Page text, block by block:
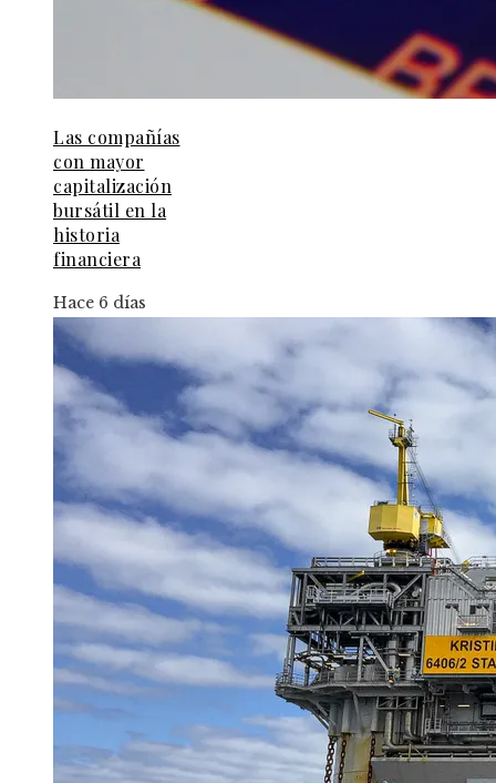
Las compañías
con mayor
capitalización
bursátil en la
historia
financiera
Hace 6 días